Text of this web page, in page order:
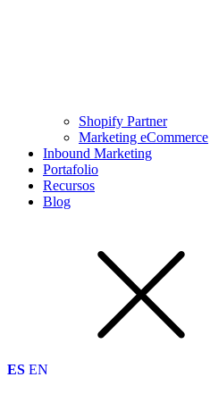
Shopify Partner
Marketing eCommerce
Inbound Marketing
Portafolio
Recursos
Blog
ES EN